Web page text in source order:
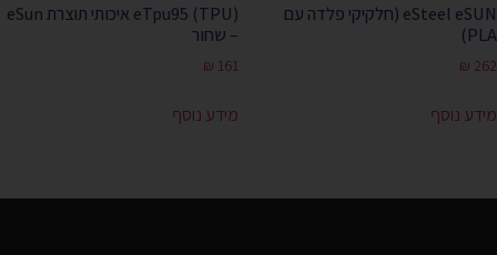
eSteel eSUN (חלקיקי פלדה עם
PLA)
₪ 262
מידע נוסף
(eTpu95 (TPU איכותי תוצרת eSun
– שחור
₪ 161
מידע נוסף